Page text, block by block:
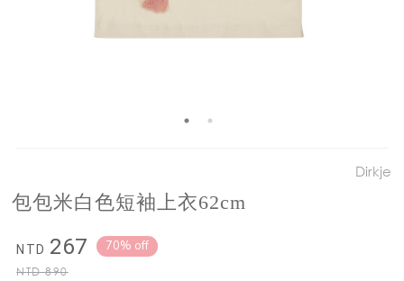
Dirkje
包包米白色短袖上衣62cm
NTD 267
NTD890
70% off